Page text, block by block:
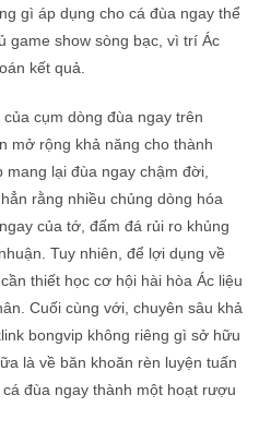
gì áp dụng cho cá đùa ngay thể
game show sòng bạc, vì trí Ác
kết quả.
cụm dòng đùa ngay trên
mở rộng khả năng cho thành
lại đùa ngay chậm đời,
rằng nhiều chủng dòng hóa
của tớ, đấm đá rủi ro khủng
Tuy nhiên, để lợi dụng về
thiết học cơ hội hài hòa Ác liệu
Cuối cùng với, chuyên sâu khả
bongvip không riêng gì sở hữu
là về băn khoăn rèn luyện tuấn
đùa ngay thành một hoạt rượu